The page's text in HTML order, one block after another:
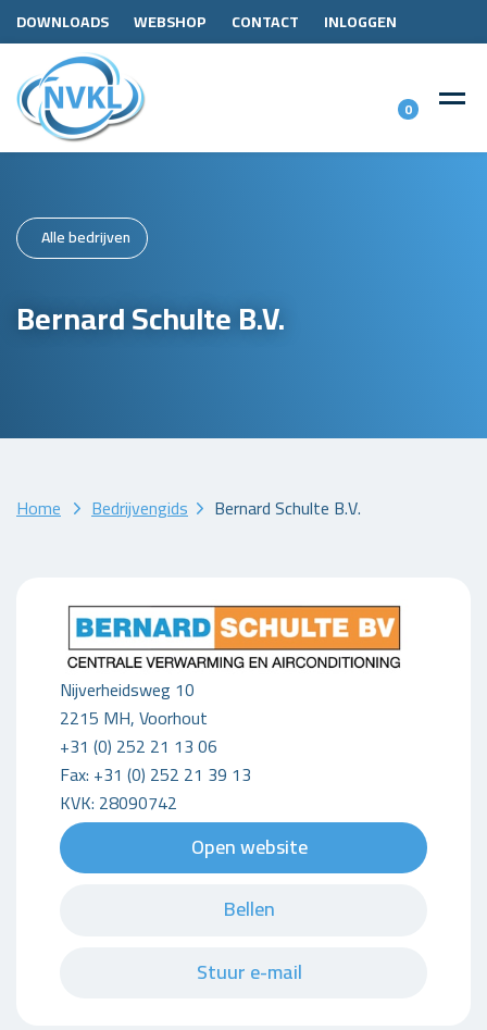
DOWNLOADS WEBSHOP CONTACT INLOGGEN
0
Alle bedrijven
Bernard Schulte B.V.
Home Bedrijvengids Bernard Schulte B.V.
Nijverheidsweg 10
2215 MH, Voorhout
+31 (0) 252 21 13 06
Fax: +31 (0) 252 21 39 13
KVK: 28090742
Open website
Bellen
Stuur e-mail